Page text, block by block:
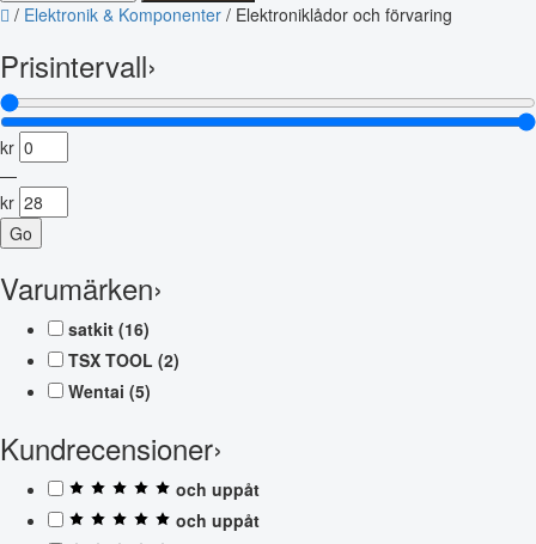
/ Elektronik & Komponenter / Elektroniklådor och förvaring
Prisintervall›
kr
—
kr
Go
Varumärken›
satkit (16)
TSX TOOL (2)
Wentai (5)
Kundrecensioner›
och uppåt
och uppåt